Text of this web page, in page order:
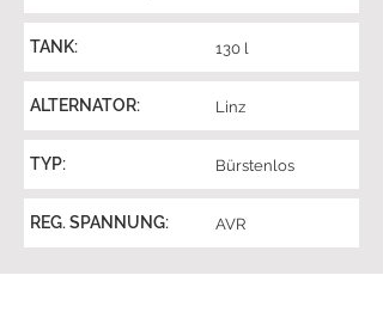
TANK: 130 l
ALTERNATOR: Linz
TYP: Bürstenlos
REG. SPANNUNG: AVR